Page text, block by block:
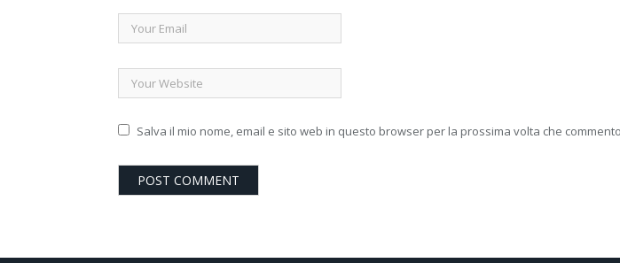
Salva il mio nome, email e sito web in questo browser per la prossima volta che